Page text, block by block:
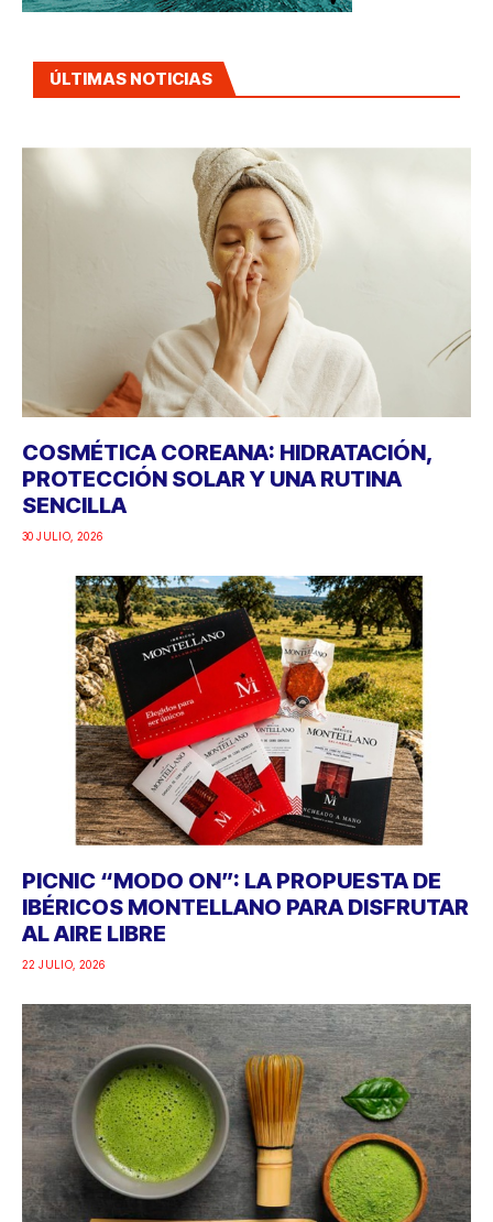
ÚLTIMAS NOTICIAS
COSMÉTICA COREANA: HIDRATACIÓN,
PROTECCIÓN SOLAR Y UNA RUTINA
SENCILLA
30 JULIO, 2026
PICNIC “MODO ON”: LA PROPUESTA DE
IBÉRICOS MONTELLANO PARA DISFRUTAR
AL AIRE LIBRE
22 JULIO, 2026